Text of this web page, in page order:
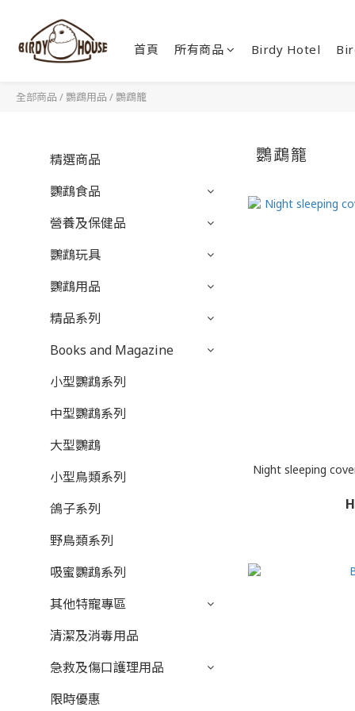
首頁 所有商品 Birdy Hotel
全部商品 / 鸚鵡用品 / 鸚鵡籠
精選商品
鸚鵡食品
營養及保健品
鸚鵡玩具
鸚鵡用品
精品系列
Books and Magazine
小型鸚鵡系列
中型鸚鵡系列
大型鸚鵡
小型鳥類系列
鴿子系列
野鳥類系列
吸蜜鸚鵡系列
其他特寵專區
清潔及消毒用品
急救及傷口護理用品
限時優惠
鸚鵡籠
Night sleeping